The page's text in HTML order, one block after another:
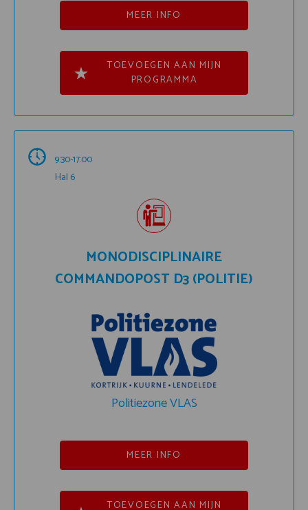
MEER INFO
TOEVOEGEN AAN MIJN
PROGRAMMA
9:30-17:00
Hal 6
MONODISCIPLINAIRE
COMMANDOPOST D3 (POLITIE)
Politiezone VLAS
MEER INFO
TOEVOEGEN AAN MIJN